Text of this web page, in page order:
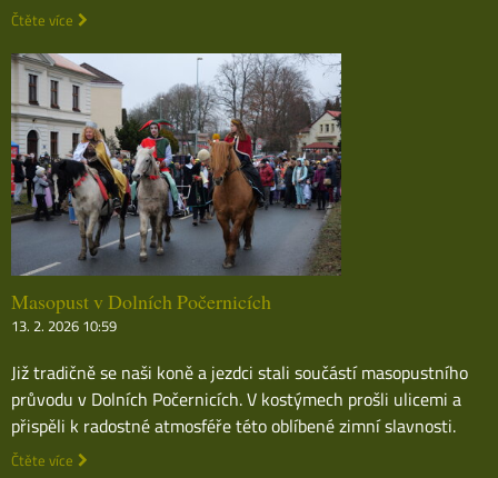
Čtěte více
Masopust v Dolních Počernicích
13. 2. 2026 10:59
Již tradičně se naši koně a jezdci stali součástí masopustního
průvodu v Dolních Počernicích. V kostýmech prošli ulicemi a
přispěli k radostné atmosféře této oblíbené zimní slavnosti.
Čtěte více